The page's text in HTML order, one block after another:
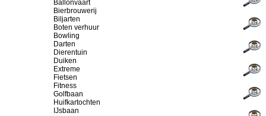
Ballonvaart
Bierbrouwerij
Biljarten
Boten verhuur
Bowling
Darten
Dierentuin
Duiken
Extreme
Fietsen
Fitness
Golfbaan
Huifkartochten
IJsbaan